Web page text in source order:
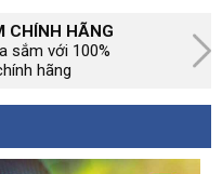
CHÍNH HÃNG
sắm với 100%
hãng